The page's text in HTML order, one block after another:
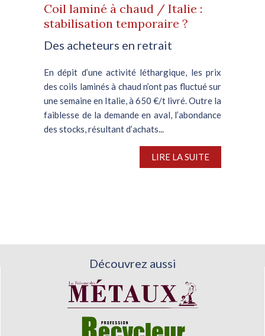
Coil laminé à chaud / Italie :
stabilisation temporaire ?
Des acheteurs en retrait
En dépit d’une activité léthargique, les prix
des coils laminés à chaud n’ont pas fluctué sur
une semaine en Italie, à 650 €/t livré. Outre la
faiblesse de la demande en aval, l’abondance
des stocks, résultant d’achats...
LIRE LA SUITE
Découvrez aussi